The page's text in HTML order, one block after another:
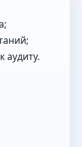
аудиту.